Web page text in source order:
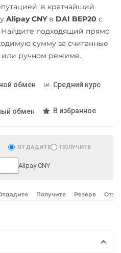
Zcash (ZEC)
Карта Unionpay CNY
Карта UZCARD UZS
Карта МИР RUB
Любой банк
THB
TRY BYN
PLN
ОТП Банк
UAH
в кратчайший
Alipay CNYв DAI BEP20 с
подходящий прямо
сумму за считанные
или ручном режиме.
обмен Средний курс
обмен В избранное
ОТДАДИТЕ ПОЛУЧИТЕ
Alipay CNY
Получите Резерв